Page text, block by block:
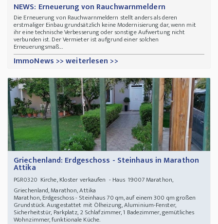
NEWS: Erneuerung von Rauchwarnmeldern
Die Erneuerung von Rauchwarnmeldern stellt anders als deren
erstmaliger Einbau grundsätzlich keine Modernisierung dar, wenn mit
ihr eine technische Verbesserung oder sonstige Aufwertung nicht
verbunden ist. Der Vermieter ist aufgrund einer solchen
Erneuerungsmaß...
ImmoNews >> weiterlesen >>
Griechenland: Erdgeschoss - Steinhaus in Marathon
Attika
PGR0320 Kirche, Kloster verkaufen - Haus 19007 Marathon,
Griechenland, Marathon, Attika
Marathon, Erdgeschoss - Steinhaus 70 qm, auf einem 300 qm großen
Grundstück. Ausgestattet mit Ölheizung, Aluminium-Fenster,
Sicherheitstür, Parkplatz, 2 Schlafzimmer, 1 Badezimmer, gemütliches
Wohnzimmer, funktionale Küche.